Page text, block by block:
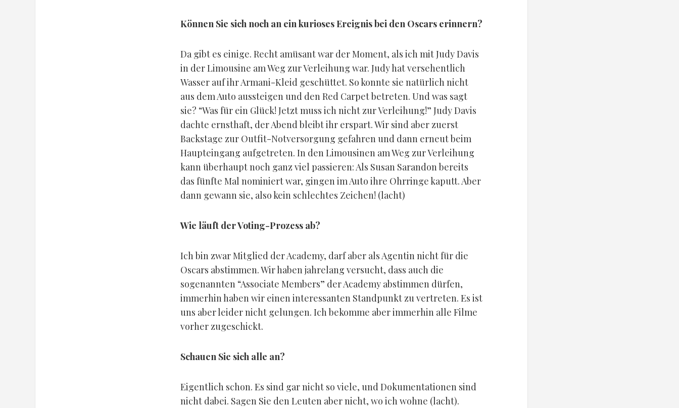
Können Sie sich noch an ein kurioses Ereignis bei den Oscars erinnern?
Da gibt es einige. Recht amüsant war der Moment, als ich mit Judy Davis
in der Limousine am Weg zur Verleihung war. Judy hat versehentlich
Wasser auf ihr Armani-Kleid geschüttet. So konnte sie natürlich nicht
aus dem Auto aussteigen und den Red Carpet betreten. Und was sagt
sie? “Was für ein Glück! Jetzt muss ich nicht zur Verleihung!” Judy Davis
dachte ernsthaft, der Abend bleibt ihr erspart. Wir sind aber zuerst
Backstage zur Outfit-Notversorgung gefahren und dann erneut beim
Haupteingang aufgetreten. In den Limousinen am Weg zur Verleihung
kann überhaupt noch ganz viel passieren: Als Susan Sarandon bereits
das fünfte Mal nominiert war, gingen im Auto ihre Ohrringe kaputt. Aber
dann gewann sie, also kein schlechtes Zeichen! (lacht)
Wie läuft der Voting-Prozess ab?
Ich bin zwar Mitglied der Academy, darf aber als Agentin nicht für die
Oscars abstimmen. Wir haben jahrelang versucht, dass auch die
sogenannten “Associate Members” der Academy abstimmen dürfen,
immerhin haben wir einen interessanten Standpunkt zu vertreten. Es ist
uns aber leider nicht gelungen. Ich bekomme aber immerhin alle Filme
vorher zugeschickt.
Schauen Sie sich alle an?
Eigentlich schon. Es sind gar nicht so viele, und Dokumentationen sind
nicht dabei. Sagen Sie den Leuten aber nicht, wo ich wohne (lacht).